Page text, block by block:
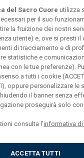
del Sacro Cuore
20123 Milano
del Sacro Cuore utilizza
per il suo
la fruizione dei nostri
utente) e, ove si presti il
di tracciamento e di
statistiche e
con le tue preferenze).
a tutti i cookie
oppure personalizzare le
il banner senza
proseguirà solo
consulta l'informativa
ACCETTA TUTTI